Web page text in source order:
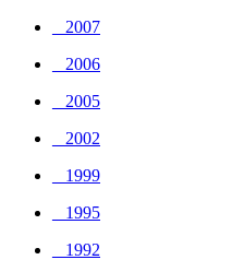
_ 2007
_ 2006
_ 2005
_ 2002
_ 1999
_ 1995
_ 1992